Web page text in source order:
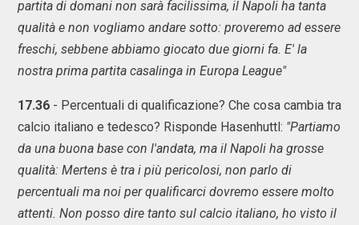
partita di domani non sarà facilissima, il Napoli ha tanta
qualità e non vogliamo andare sotto: proveremo ad essere
freschi, sebbene abbiamo giocato due giorni fa. E' la
nostra prima partita casalinga in Europa League"
17.36 - Percentuali di qualificazione? Che cosa cambia tra
calcio italiano e tedesco? Risponde Hasenhuttl: "Partiamo
da una buona base con l'andata, ma il Napoli ha grosse
qualità: Mertens è tra i più pericolosi, non parlo di
percentuali ma noi per qualificarci dovremo essere molto
attenti. Non posso dire tanto sul calcio italiano, ho visto il